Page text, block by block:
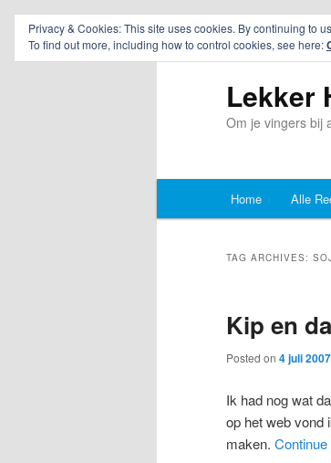
Lekker
Om je vingers bij
Skip
content
Skip
content
Home Alle
TAG ARCHIVES:
Kip en
Posted on 4 juli 2007
Ik had nog wat
op het web vond
maken.
Privacy & Cookies: This site uses cookies. By continuing to
To find out more, including how to control cookies, see here: